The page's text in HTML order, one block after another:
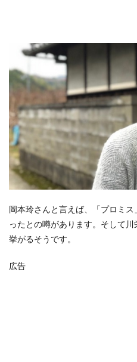
岡本玲さんと言えば、「プロミ
ったとの噂があります。そして
挙がるそうです。
広告